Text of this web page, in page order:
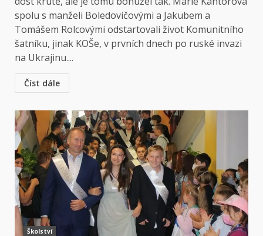
spolu s manželi Boledovičovými a Jakubem a
Tomášem Rolcovými odstartovali život Komunitního
šatníku, jinak KOŠe, v prvních dnech po ruské invazi
na Ukrajinu....
Číst dále
Školství